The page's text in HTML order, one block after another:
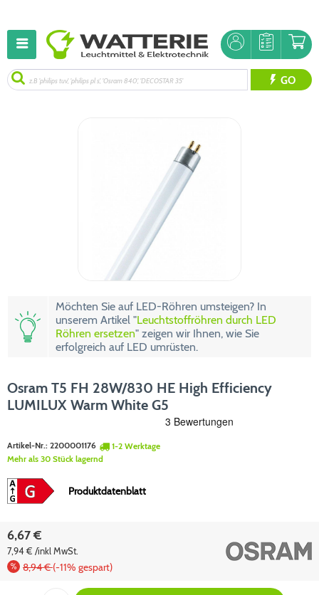
GO
Möchten Sie auf LED-Röhren umsteigen? In
unserem Artikel "Leuchtstoffröhren durch LED
Röhren ersetzen" zeigen wir Ihnen, wie Sie
erfolgreich auf LED umrüsten.
Osram T5 FH 28W/830 HE High Efficiency
LUMILUX Warm White G5
Artikel-Nr.: 2200001176
1-2 Werktage
Mehr als 30 Stück lagernd
Produktdatenblatt
6,67 €
7,94 € /inkl MwSt.
8,94 €(-11% gespart)